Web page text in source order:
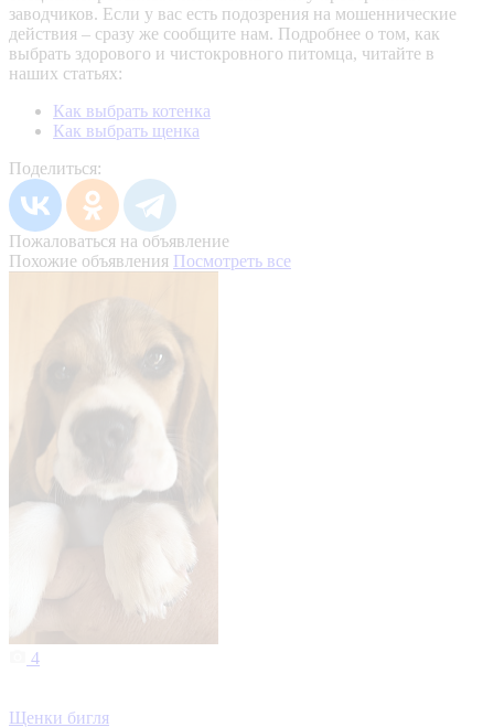
заводчиков. Если у вас есть подозрения на мошеннические
действия – сразу же сообщите нам. Подробнее о том, как
выбрать здорового и чистокровного питомца, читайте в
наших статьях:
Как выбрать котенка
Как выбрать щенка
Поделиться:
Пожаловаться на объявление
Похожие объявления Посмотреть все
4
Щенки бигля